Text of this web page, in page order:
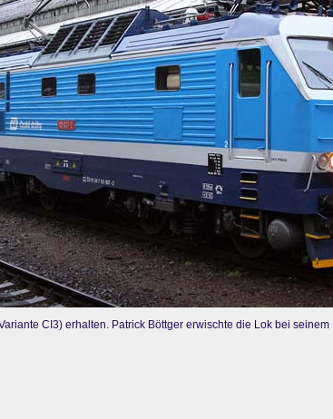
CI3) erhalten. Patrick Böttger erwischte die Lok bei